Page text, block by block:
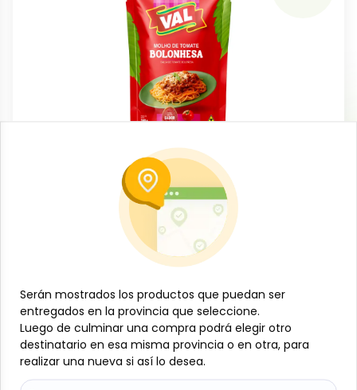
Conservas, enlatados y congelados
Salsa de tomate boloñesa pouch, 240 g,
B-JAM-001-1586
$0 $0
Especificaciones
-
Serán mostrados los productos que puedan ser
entregados en la provincia que seleccione.
Luego de culminar una compra podrá elegir otro
destinatario en esa misma provincia o en otra, para
realizar una nueva si así lo desea.
Serán mostrados los productos que puedan ser
entregados en la provincia que seleccione.
Luego de culminar una compra podrá elegir otro
destinatario en esa misma provincia o en otra, para
realizar una nueva si así lo desea.